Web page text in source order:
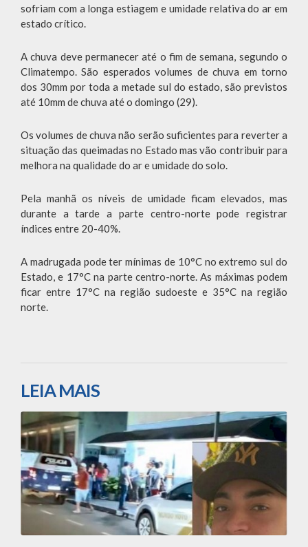
sofriam com a longa estiagem e umidade relativa do ar em
estado crítico.
A chuva deve permanecer até o fim de semana, segundo o
Climatempo. São esperados volumes de chuva em torno
dos 30mm por toda a metade sul do estado, são previstos
até 10mm de chuva até o domingo (29).
Os volumes de chuva não serão suficientes para reverter a
situação das queimadas no Estado mas vão contribuir para
melhora na qualidade do ar e umidade do solo.
Pela manhã os níveis de umidade ficam elevados, mas
durante a tarde a parte centro-norte pode registrar
índices entre 20-40%.
A madrugada pode ter mínimas de 10°C no extremo sul do
Estado, e 17°C na parte centro-norte. As máximas podem
ficar entre 17°C na região sudoeste e 35°C na região
norte.
LEIA MAIS